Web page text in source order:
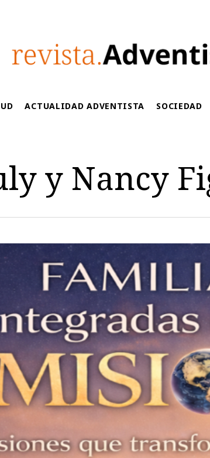
ACTUALIDAD ADVENTISTA SOCIEDAD
y Nancy